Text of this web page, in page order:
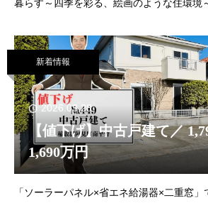
暮らす～四季を彩る、絵画のような住環境
新着情報
2026.03.28
【値下げ】中古戸建て／
1,690万円
「ソーラーパネル×省エネ給湯器×二重窓